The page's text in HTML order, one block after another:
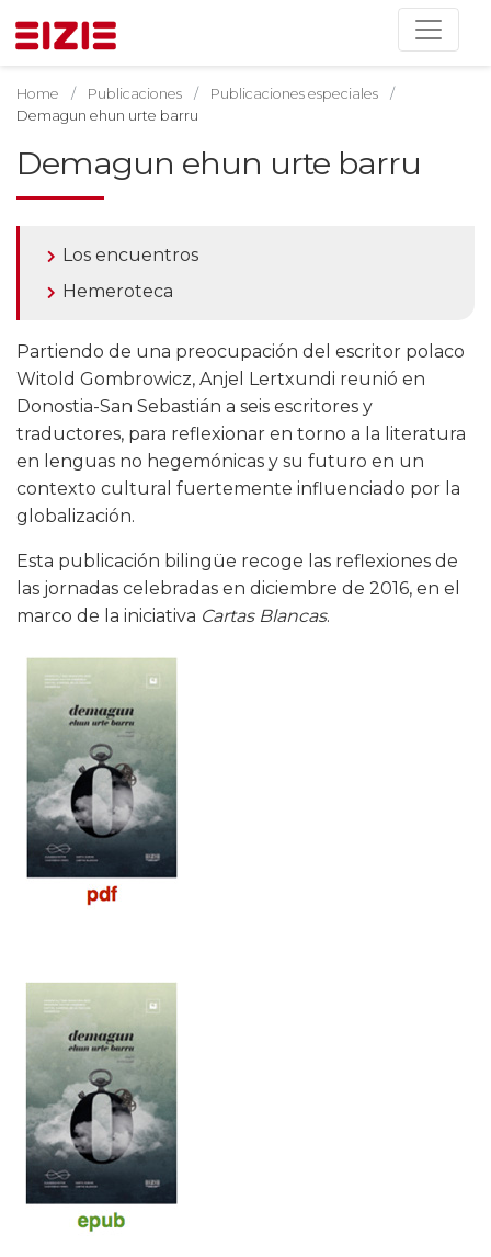
Home Publicaciones
Publicaciones especiales
Demagun ehun urte barru
Demagun ehun urte barru
Los encuentros
Hemeroteca
Partiendo de una preocupación del escritor polaco
Witold Gombrowicz, Anjel Lertxundi reunió en
Donostia-San Sebastián a seis escritores y
traductores, para reflexionar en torno a la literatura
en lenguas no hegemónicas y su futuro en un
contexto cultural fuertemente influenciado por la
globalización.
Esta publicación bilingüe recoge las reflexiones de
las jornadas celebradas en diciembre de 2016, en el
marco de la iniciativa Cartas Blancas.